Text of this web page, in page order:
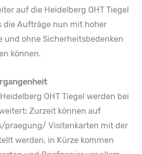
auf die Heidelberg OHT Tiegel
die Aufträge nun mit hoher
und ohne Sicherheitsbedenken
können.
OHT Tiegel werden bei
Zurzeit können auf
praegung/ Visitenkarten mit der
werden, in Kürze kommen